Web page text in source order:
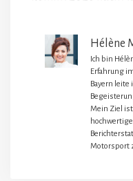
Hélène
Ich bin
Erfahrung
Bayern leite
Mein Ziel
Motorsport